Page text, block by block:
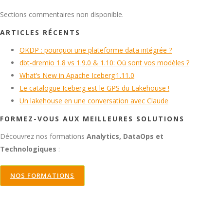
Sections commentaires non disponible.
ARTICLES RÉCENTS
OKDP : pourquoi une plateforme data intégrée ?
dbt-dremio 1.8 vs 1.9.0 & 1.10: Où sont vos modèles ?
What’s New in Apache Iceberg 1.11.0
Le catalogue Iceberg est le GPS du Lakehouse !
Un lakehouse en une conversation avec Claude
FORMEZ-VOUS AUX MEILLEURES SOLUTIONS
Découvrez nos formations Analytics, DataOps et
Technologiques :
NOS FORMATIONS